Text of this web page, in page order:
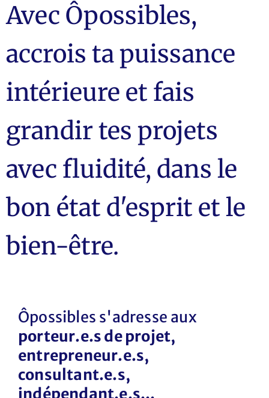
Avec Ôpossibles,
accrois ta puissance
intérieure et fais
grandir tes projets
avec fluidité, dans le
bon état d'esprit et le
bien-être.
Ôpossibles s'adresse aux
porteur.e.s de projet,
entrepreneur.e.s,
consultant.e.s,
indépendant.e.s...